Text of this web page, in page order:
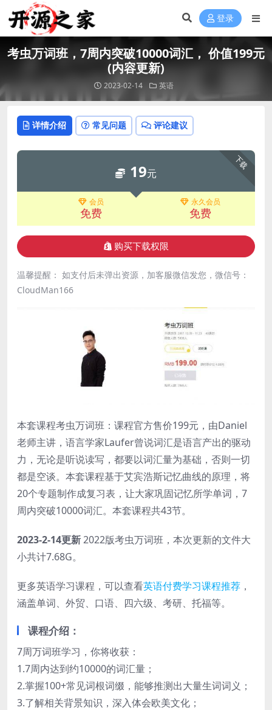
登录
考虫万词班，7周内突破10000词汇， 价值199元
(内容更新)
2023-02-14 英语
详情介绍 常见问题 评论建议
下载
19元
会员
免费
永久会员
免费
购买下载权限
温馨提醒： 如支付后未弹出资源，加客服微信发您，微信号：
CloudMan166
本套课程考虫万词班：课程官方售价199元，由Daniel
老师主讲，语言学家Laufer曾说词汇是语言产出的驱动
力，无论是听说读写，都要以词汇量为基础，否则一切
都是空谈。本套课程基于艾宾浩斯记忆曲线的原理，将
20个专题制作成复习表，让大家巩固记忆所学单词，7
周内突破10000词汇。本套课程共43节。
2023-2-14更新2022版考虫万词班，本次更新的文件大
小共计7.68G。
更多英语学习课程，可以查看英语付费学习课程推荐 ，
涵盖单词、外贸、口语、四六级、考研、托福等。
课程介绍：
7周万词班学习，你将收获：
1.7周内达到约10000的词汇量；
2.掌握100+常见词根词缀，能够推测出大量生词词义；
3.了解相关背景知识，深入体会欧美文化；